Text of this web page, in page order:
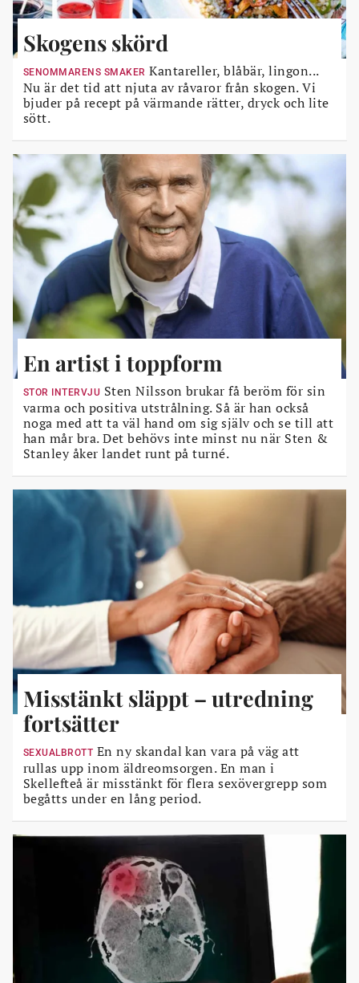
Skogens skörd
SENOMMARENS SMAKER Kantareller, blåbär, lingon...
Nu är det tid att njuta av råvaror från skogen. Vi
bjuder på recept på värmande rätter, dryck och lite
sött.
En artist i toppform
STOR INTERVJU Sten Nilsson brukar få beröm för sin
varma och positiva utstrålning. Så är han också
noga med att ta väl hand om sig själv och se till att
han mår bra. Det behövs inte minst nu när Sten &
Stanley åker landet runt på turné.
Misstänkt släppt – utredning
fortsätter
SEXUALBROTT En ny skandal kan vara på väg att
rullas upp inom äldreomsorgen. En man i
Skellefteå är misstänkt för flera sexövergrepp som
begåtts under en lång period.